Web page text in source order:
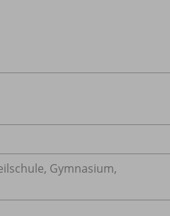
Gymnasium,